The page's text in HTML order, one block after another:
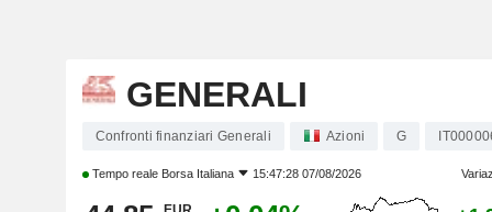
GENERALI
Confronti finanziari Generali Azioni G
Tempo reale Borsa Italiana 15:47:28 07/08/2026